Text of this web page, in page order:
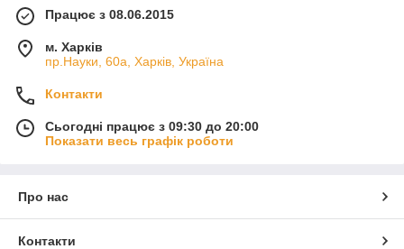
Працює з 08.06.2015
м. Харків
пр.Науки, 60а, Харків, Україна
Контакти
Сьогодні працює з 09:30 до 20:00
Показати весь графік роботи
Про нас
Контакти